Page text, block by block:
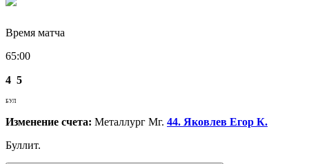
Время матча
65:00
4 5
БУЛ
Изменение счета: Металлург Мг. 44. Яковлев Егор К.
Буллит.